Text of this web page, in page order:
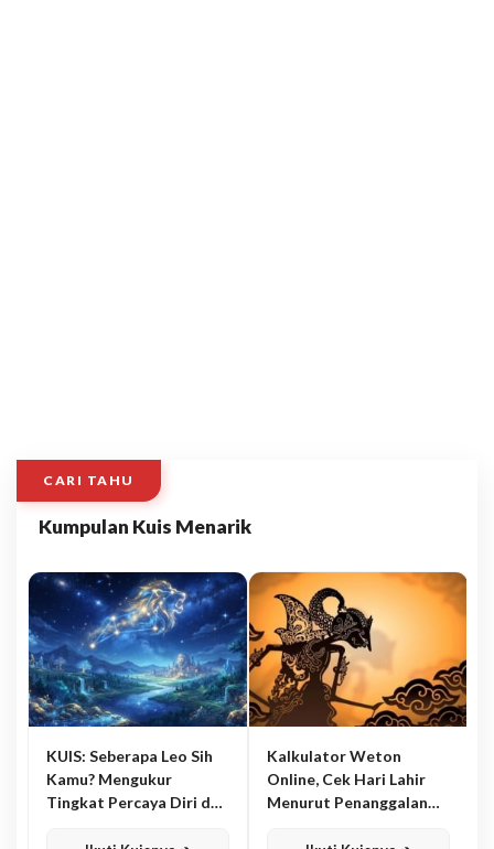
CARI TAHU
Kumpulan Kuis Menarik
KUIS: Seberapa Leo Sih
Kamu? Mengukur
Tingkat Percaya Diri dan
Kalkulator Weton
Online, Cek Hari Lahir
Menurut Penanggalan